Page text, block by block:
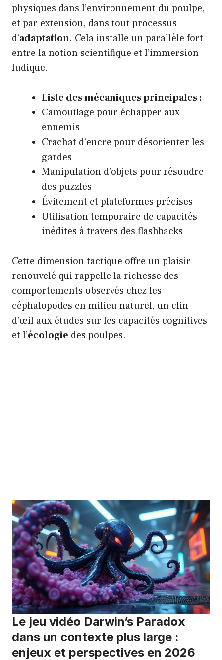
physiques dans l’environnement du poulpe,
et par extension, dans tout processus
d’adaptation. Cela installe un parallèle fort
entre la notion scientifique et l’immersion
ludique.
Liste des mécaniques principales :
Camouflage pour échapper aux
ennemis
Crachat d’encre pour désorienter les
gardes
Manipulation d’objets pour résoudre
des puzzles
Évitement et plateformes précises
Utilisation temporaire de capacités
inédites à travers des flashbacks
Cette dimension tactique offre un plaisir
renouvelé qui rappelle la richesse des
comportements observés chez les
céphalopodes en milieu naturel, un clin
d’œil aux études sur les capacités cognitives
et l’écologie des poulpes.
Le jeu vidéo Darwin’s Paradox
dans un contexte plus large :
enjeux et perspectives en 2026